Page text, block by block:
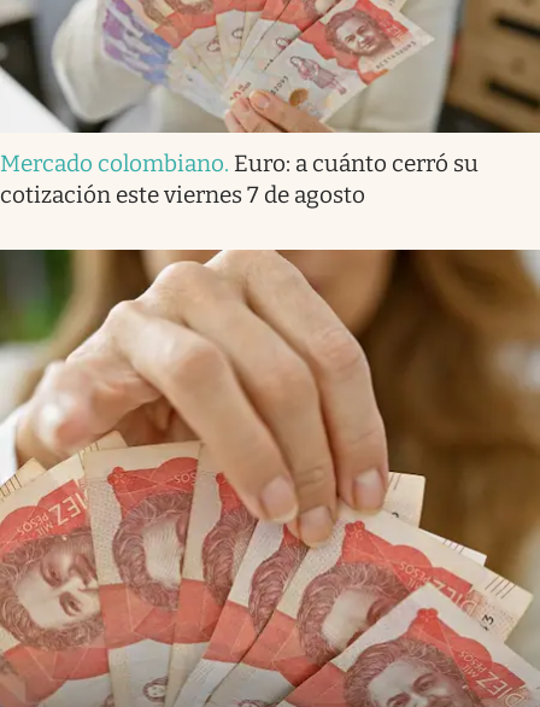
Mercado colombiano. Euro: a cuánto cerró su
cotización este viernes 7 de agosto